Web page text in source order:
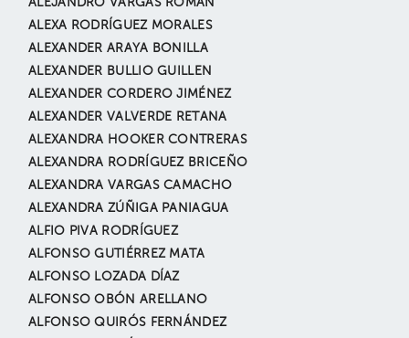
ALEJANDRO VARGAS ROMÁN
ALEXA RODRÍGUEZ MORALES
ALEXANDER ARAYA BONILLA
ALEXANDER BULLIO GUILLEN
ALEXANDER CORDERO JIMÉNEZ
ALEXANDER VALVERDE RETANA
ALEXANDRA HOOKER CONTRERAS
ALEXANDRA RODRÍGUEZ BRICEÑO
ALEXANDRA VARGAS CAMACHO
ALEXANDRA ZÚÑIGA PANIAGUA
ALFIO PIVA RODRÍGUEZ
ALFONSO GUTIÉRREZ MATA
ALFONSO LOZADA DÍAZ
ALFONSO OBÓN ARELLANO
ALFONSO QUIRÓS FERNÁNDEZ